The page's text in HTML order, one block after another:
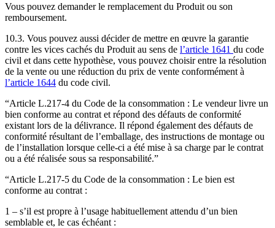
Vous pouvez demander le remplacement du Produit ou son
remboursement.
10.3. Vous pouvez aussi décider de mettre en œuvre la garantie
contre les vices cachés du Produit au sens de l’article 1641 du code
civil et dans cette hypothèse, vous pouvez choisir entre la résolution
de la vente ou une réduction du prix de vente conformément à
l’article 1644 du code civil.
“Article L.217-4 du Code de la consommation : Le vendeur livre un
bien conforme au contrat et répond des défauts de conformité
existant lors de la délivrance. Il répond également des défauts de
conformité résultant de l’emballage, des instructions de montage ou
de l’installation lorsque celle-ci a été mise à sa charge par le contrat
ou a été réalisée sous sa responsabilité.”
“Article L.217-5 du Code de la consommation : Le bien est
conforme au contrat :
1 – s’il est propre à l’usage habituellement attendu d’un bien
semblable et, le cas échéant :